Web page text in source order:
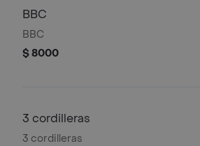
BBC
BBC
$ 8000
3 cordilleras
3 cordilleras